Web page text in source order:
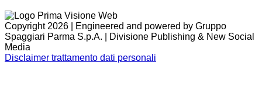
Copyright 2026 | Engineered and powered by Gruppo
Spaggiari Parma S.p.A. | Divisione Publishing & New Social
Media
Disclaimer trattamento dati personali